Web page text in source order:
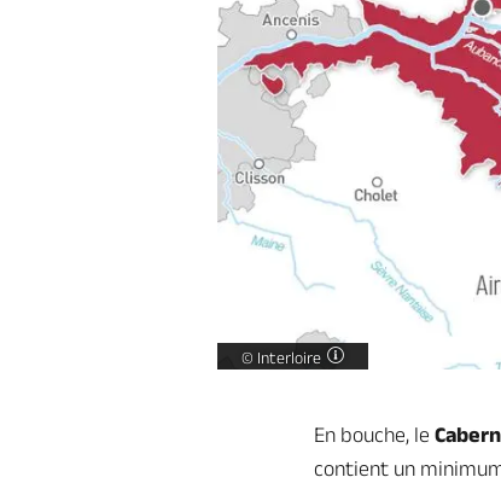
Cabernet d'Anjou carte -
© Interloire
En bouche, le
contient un